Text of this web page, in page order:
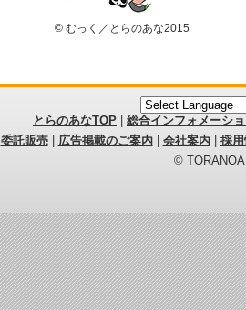
© むっく／とらのあな2015
とらのあなTOP
総合インフォメーシ
委託販売| 広告掲載のご案内| 会社案内| 採
©